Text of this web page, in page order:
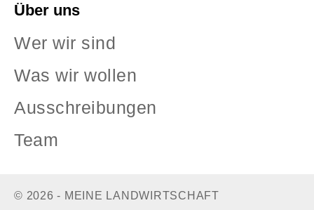
Über uns
Wer wir sind
Was wir wollen
Ausschreibungen
Team
© 2026 - MEINE LANDWIRTSCHAFT